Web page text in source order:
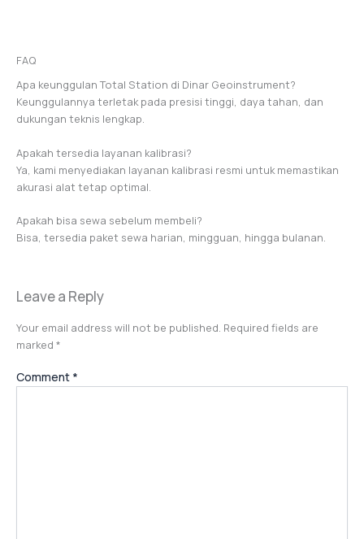
FAQ
Apa keunggulan Total Station di Dinar Geoinstrument?
Keunggulannya terletak pada presisi tinggi, daya tahan, dan
dukungan teknis lengkap.
Apakah tersedia layanan kalibrasi?
Ya, kami menyediakan layanan kalibrasi resmi untuk memastikan
akurasi alat tetap optimal.
Apakah bisa sewa sebelum membeli?
Bisa, tersedia paket sewa harian, mingguan, hingga bulanan.
Leave a Reply
Your email address will not be published. Required fields are
marked *
Comment *